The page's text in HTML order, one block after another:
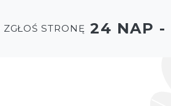
ZGŁOŚ STRONĘ 24 NAP -